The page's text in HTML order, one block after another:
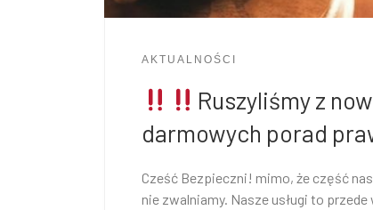
AKTUALNOŚCI
Ruszyliśmy z
darmowych porad
Cześć Bezpieczni! mimo, że część
nie zwalniamy. Nasze usługi to